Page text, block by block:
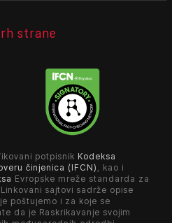
strane
potpisnik Kodeksa
činjenica (IFCN)
, kao i
Evropske mreže standarda za
sajtovi sadrže opise
poštujemo i za koje se
da je Raskrikavanje svojim